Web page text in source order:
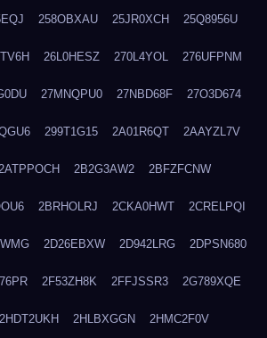
258OBXAU 25JR0XCH 25Q8956U
26L0HESZ 270L4YOL 276UFPNM
27MNQPU0 27NBD68F 27O3D674
299T1G15 2A01R6QT 2AAYZL7V
2ATPPOCH 2B2G3AW2 2BFZFCNW
2BRHOLRJ 2CKA0HWT 2CRELPQI
2D26EBXW 2D942LRG 2DPSN680
2F53ZH8K 2FFJSSR3 2G789XQE
2HDT2UKH 2HLBXGGN 2HMC2F0V